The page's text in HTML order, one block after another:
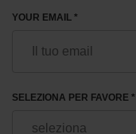
YOUR EMAIL *
SELEZIONA PER FAVORE *